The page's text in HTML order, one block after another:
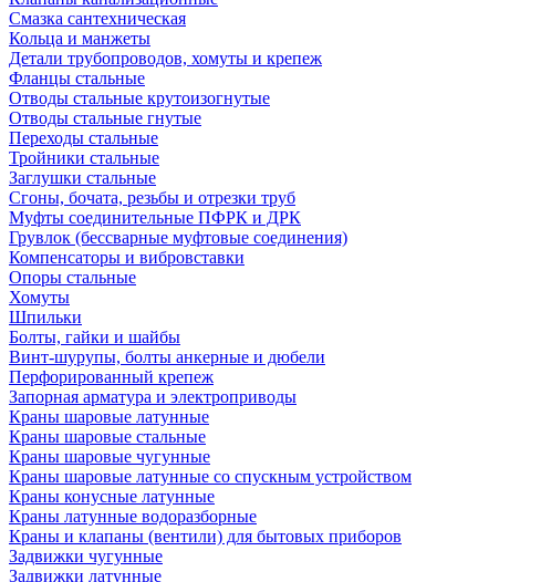
Смазка сантехническая
Кольца и манжеты
Детали трубопроводов, хомуты и крепеж
Фланцы стальные
Отводы стальные крутоизогнутые
Отводы стальные гнутые
Переходы стальные
Тройники стальные
Заглушки стальные
Сгоны, бочата, резьбы и отрезки труб
Муфты соединительные ПФРК и ДРК
Грувлок (бессварные муфтовые соединения)
Компенсаторы и вибровставки
Опоры стальные
Хомуты
Шпильки
Болты, гайки и шайбы
Винт-шурупы, болты анкерные и дюбели
Перфорированный крепеж
Запорная арматура и электроприводы
Краны шаровые латунные
Краны шаровые стальные
Краны шаровые чугунные
Краны шаровые латунные со спускным устройством
Краны конусные латунные
Краны латунные водоразборные
Краны и клапаны (вентили) для бытовых приборов
Задвижки чугунные
Задвижки латунные